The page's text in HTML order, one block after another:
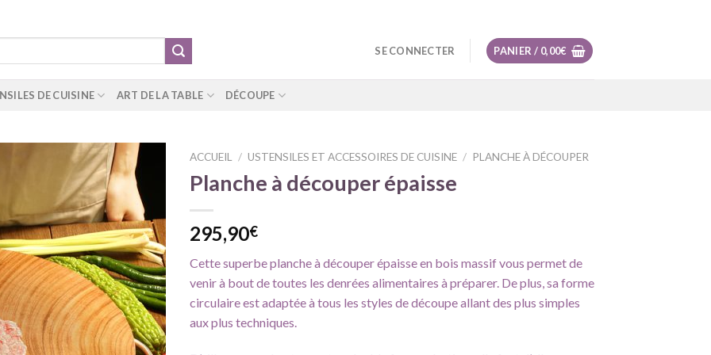
SE CONNECTER PANIER / 0,00€
DE CUISINE ART DE LA TABLE DÉCOUPE
Ajouter
à ma
liste
d'envie
ACCUEIL / USTENSILES ET ACCESSOIRES DE CUISINE / PLANCHE À DÉCOUPER
Planche à découper épaisse
295,90€
Cette superbe planche à découper épaisse en bois massif vous permet de
venir à bout de toutes les denrées alimentaires à préparer. De plus, sa forme
circulaire est adaptée à tous les styles de découpe allant des plus simples
aux plus techniques.